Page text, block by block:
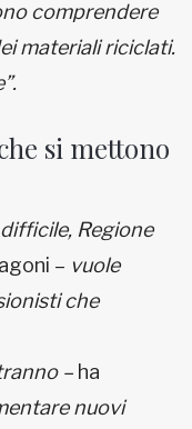
comprendere
materiali riciclati.
si mettono
Regione
– vuole
che
– ha
nuovi